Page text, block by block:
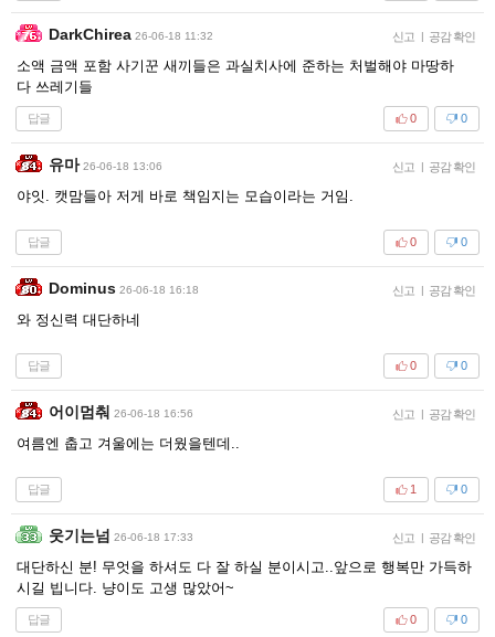
DarkChirea 26-06-18 11:32 신고 | 공감 확인
소액 금액 포함 사기꾼 새끼들은 과실치사에 준하는 처벌해야 마땅하
다 쓰레기들
답글 0
0
유마 26-06-18 13:06 신고 | 공감 확인
야잇. 캣맘들아 저게 바로 책임지는 모습이라는 거임.
답글 0
0
Dominus 26-06-18 16:18 신고 | 공감 확인
와 정신력 대단하네
답글 0
0
어이멈춰 26-06-18 16:56 신고 | 공감 확인
여름엔 춥고 겨울에는 더웠을텐데..
답글 0
1
웃기는넘 26-06-18 17:33 신고 | 공감 확인
대단하신 분! 무엇을 하셔도 다 잘 하실 분이시고..앞으로 행복만 가득하
시길 빕니다. 냥이도 고생 많았어~
답글 0
0